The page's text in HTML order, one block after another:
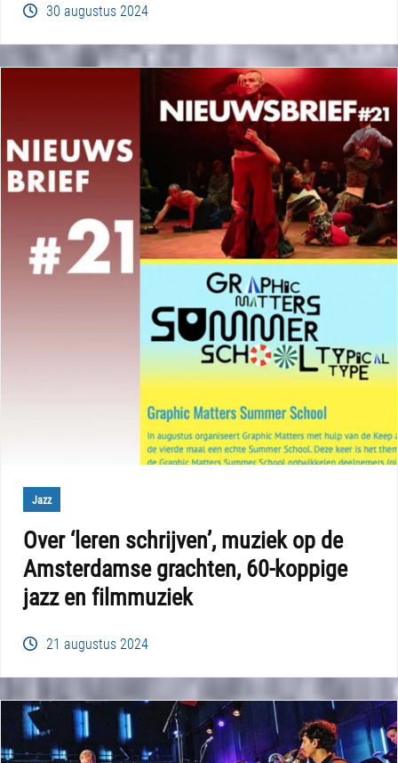
30 augustus 2024
Jazz
Over ‘leren schrijven’, muziek op de
Amsterdamse grachten, 60-koppige
jazz en filmmuziek
21 augustus 2024